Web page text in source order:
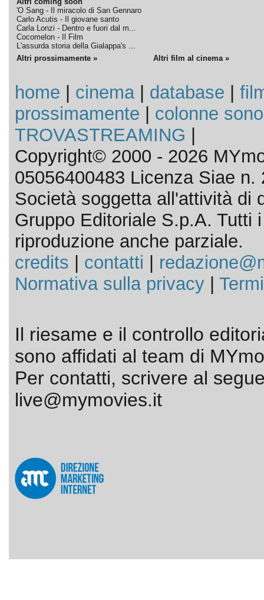
'O Sang - Il miracolo di San Gennaro
Carlo Acutis - Il giovane santo
Carla Lonzi - Dentro e fuori dal m...
Cocomelon - Il Film
L'assurda storia della Gialappa's ...
Altri prossimamente »
Altri film al cinema »
home cinema| database
prossimamente
colonne
TROVASTREAMING
Copyright© 2000 - 2026
05056400483 Licenza Siae n.
Società soggetta all'attività di
Gruppo Editoriale S.p.A. Tutti
riproduzione anche parziale.
credits
contatti
Normativa sulla privacy|
Il riesame e il controllo
sono affidati al team di
Per contatti, scrivere al
live@mymovies.it